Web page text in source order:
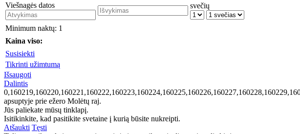
Viešnagės datos
svečių
Minimum naktų: 1
Kaina viso:
Susisiekti
Tikrinti užimtumą
Išsaugoti
Dalintis
apsuptyje prie ežero Molėtų raj.
Jūs paliekate mūsų tinklapį.
Isitikinkite, kad pasitikite svetaine į kurią būsite nukreipti.
Atšaukti Tęsti